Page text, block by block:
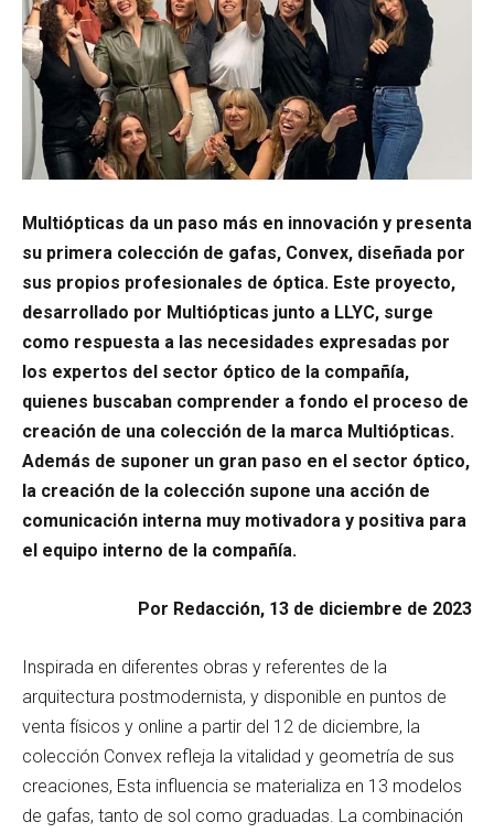
Multiópticas da un paso más en innovación y presenta
su primera colección de gafas, Convex, diseñada por
sus propios profesionales de óptica. Este proyecto,
desarrollado por Multiópticas junto a LLYC, surge
como respuesta a las necesidades expresadas por
los expertos del sector óptico de la compañía,
quienes buscaban comprender a fondo el proceso de
creación de una colección de la marca Multiópticas.
Además de suponer un gran paso en el sector óptico,
la creación de la colección supone una acción de
comunicación interna muy motivadora y positiva para
el equipo interno de la compañía.
Por Redacción, 13 de diciembre de 2023
Inspirada en diferentes obras y referentes de la
arquitectura postmodernista, y disponible en puntos de
venta físicos y online a partir del 12 de diciembre, la
colección Convex refleja la vitalidad y geometría de sus
creaciones, Esta influencia se materializa en 13 modelos
de gafas, tanto de sol como graduadas. La combinación